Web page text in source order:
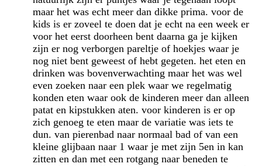
maar het was echt meer dan dikke prima. voor de
kids is er zoveel te doen dat je echt na een week er
voor het eerst doorheen bent daarna ga je kijken
zijn er nog verborgen pareltje of hoekjes waar je
nog niet bent geweest of hebt gegeten. het eten en
drinken was bovenverwachting maar het was wel
even zoeken naar een plek waar we regelmatig
konden eten waar ook de kinderen meer dan alleen
patat en kipstukken aten. voor kinderen is er op
zich genoeg te eten maar de variatie was iets te
dun. van pierenbad naar normaal bad of van een
kleine glijbaan naar 1 waar je met zijn 5en in kan
zitten en dan met een rotgang naar beneden te